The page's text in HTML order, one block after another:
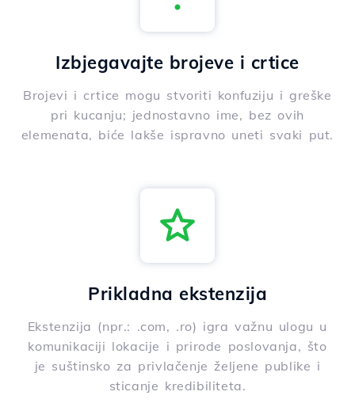
Izbjegavajte brojeve i crtice
Brojevi i crtice mogu stvoriti konfuziju i greške
pri kucanju; jednostavno ime, bez ovih
elemenata, biće lakše ispravno uneti svaki put.
Prikladna ekstenzija
Ekstenzija (npr.: .com, .ro) igra važnu ulogu u
komunikaciji lokacije i prirode poslovanja, što
je suštinsko za privlačenje željene publike i
sticanje kredibiliteta.